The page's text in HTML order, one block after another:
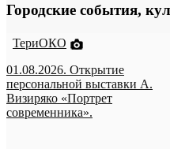
Городские события,
ТериОКО
01.08.2026. Открытие
персональной выставки А.
Визиряко «Портрет
современника».